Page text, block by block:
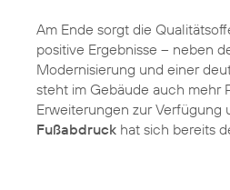
Am Ende sorgt die
positive Ergebnisse – neben
Modernisierung und einer
steht im Gebäude auch mehr
Erweiterungen zur Verfügung
Fußabdruck hat sich bereits